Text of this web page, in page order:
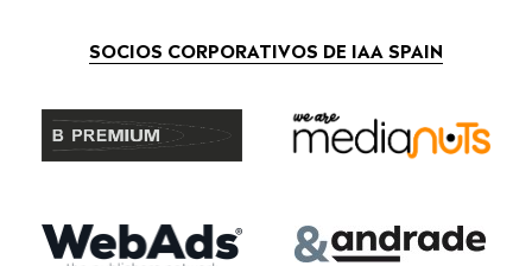
SOCIOS CORPORATIVOS DE IAA SPAIN